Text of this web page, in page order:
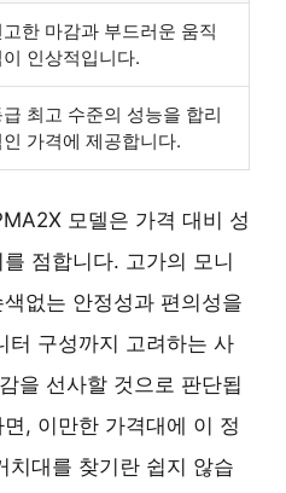
고한 마감과 부드러운 움직
이 인상적입니다.
급 최고 수준의 성능을 합리
인 가격에 제공합니다.
모델은 가격 대비 성
점합니다. 고가의 모니
없는 안정성과 편의성을
터 구성까지 고려하는 사
을 선사할 것으로 판단됩
, 이만한 가격대에 이 정
치대를 찾기란 쉽지 않습